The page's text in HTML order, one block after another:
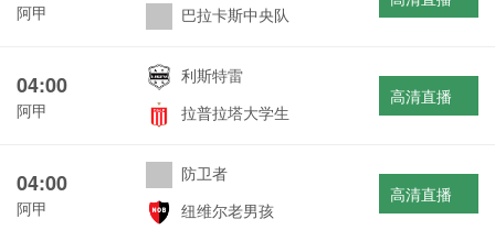
阿甲
巴拉卡斯中央队
04:00
阿甲
利斯特雷
拉普拉塔大学生
高清直播
04:00
阿甲
防卫者
纽维尔老男孩
高清直播